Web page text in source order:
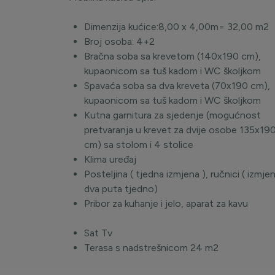
Dimenzija kućice:8,00 x 4,00m= 32,00 m2
Broj osoba: 4+2
Bračna soba sa krevetom (140x190 cm),
kupaonicom sa tuš kadom i WC školjkom
Spavaća soba sa dva kreveta (70x190 cm),
kupaonicom sa tuš kadom i WC školjkom
Kutna garnitura za sjedenje (mogućnost
pretvaranja u krevet za dvije osobe 135x190
cm) sa stolom i 4 stolice
Klima uređaj
Posteljina ( tjedna izmjena ), ručnici (
dva puta tjedno)
Pribor za kuhanje i jelo, aparat za
Sat Tv
Terasa s nadstrešnicom 24